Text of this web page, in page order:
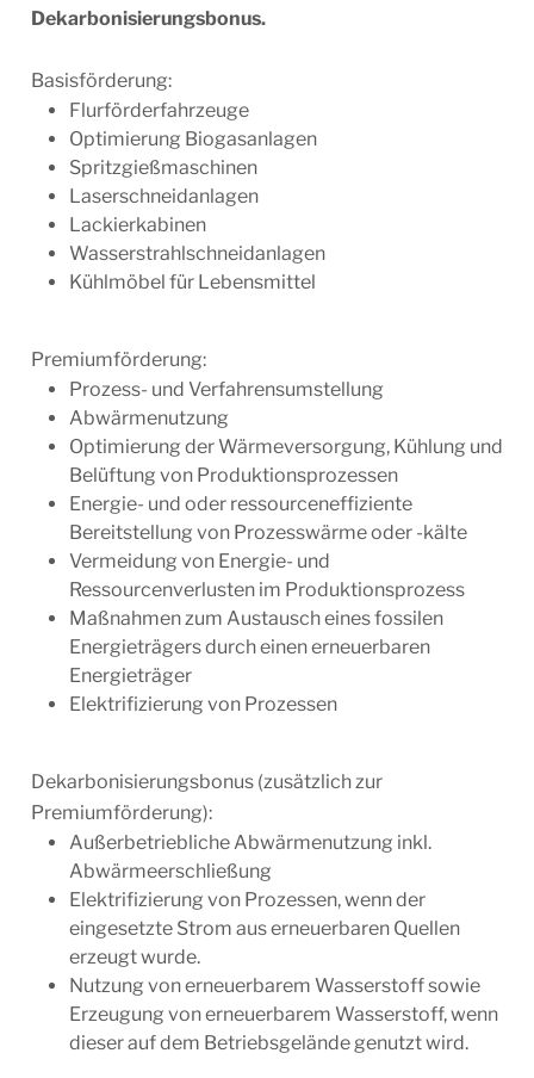
Dekarbonisierungsbonus.
Basisförderung:
Flurförderfahrzeuge
Optimierung Biogasanlagen
Spritzgießmaschinen
Laserschneidanlagen
Lackierkabinen
Wasserstrahlschneidanlagen
Kühlmöbel für Lebensmittel
Premiumförderung:
Prozess- und Verfahrensumstellung
Abwärmenutzung
Optimierung der Wärmeversorgung, Kühlung und
Belüftung von Produktionsprozessen
Energie- und oder ressourceneffiziente
Bereitstellung von Prozesswärme oder -kälte
Vermeidung von Energie- und
Ressourcenverlusten im Produktionsprozess
Maßnahmen zum Austausch eines fossilen
Energieträgers durch einen erneuerbaren
Energieträger
Elektrifizierung von Prozessen
Dekarbonisierungsbonus (zusätzlich zur
Premiumförderung):
Außerbetriebliche Abwärmenutzung inkl.
Abwärmeerschließung
Elektrifizierung von Prozessen, wenn der
eingesetzte Strom aus erneuerbaren Quellen
erzeugt wurde.
Nutzung von erneuerbarem Wasserstoff sowie
Erzeugung von erneuerbarem Wasserstoff, wenn
dieser auf dem Betriebsgelände genutzt wird.